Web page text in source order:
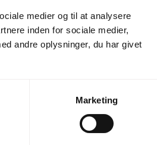
medier og til at analysere
inden for sociale medier,
andre oplysninger, du har givet
Marketing
af året – for solceller primært om
også en smule energi på mørke
svarer til 20.000 gange
kan et almindeligt solcelleanlæg
45 grader.